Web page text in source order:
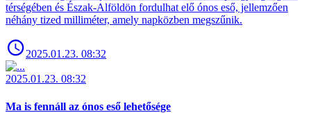
térségében és Észak-Alföldön fordulhat elő ónos eső, jellemzően
néhány tized milliméter, amely napközben megszűnik.
2025.01.23. 08:32
2025.01.23. 08:32
Ma is fennáll az ónos eső lehetősége